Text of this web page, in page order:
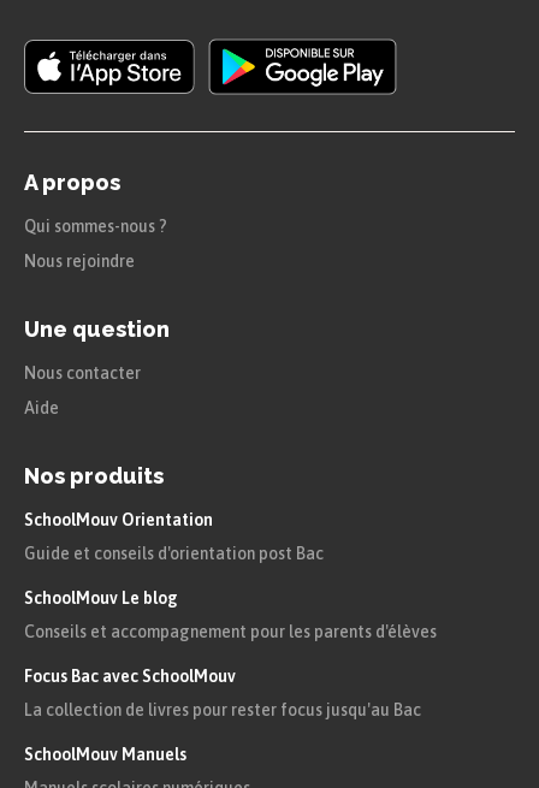
A propos
Qui sommes-nous ?
Nous rejoindre
Une question
Nous contacter
Aide
Nos produits
SchoolMouv Orientation
Guide et conseils d'orientation post Bac
SchoolMouv Le blog
Conseils et accompagnement pour les parents d'élèves
Focus Bac avec SchoolMouv
La collection de livres pour rester focus jusqu'au Bac
SchoolMouv Manuels